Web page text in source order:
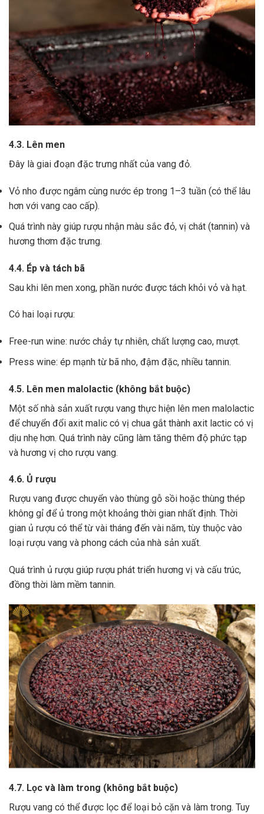
4.3. Lên men
Đây là giai đoạn đặc trưng nhất của vang đỏ.
Vỏ nho được ngâm cùng nước ép trong 1–3 tuần (có thể lâu
hơn với vang cao cấp).
Quá trình này giúp rượu nhận màu sắc đỏ, vị chát (tannin) và
hương thơm đặc trưng.
4.4. Ép và tách bã
Sau khi lên men xong, phần nước được tách khỏi vỏ và hạt.
Có hai loại rượu:
Free-run wine: nước chảy tự nhiên, chất lượng cao, mượt.
Press wine: ép mạnh từ bã nho, đậm đặc, nhiều tannin.
4.5. Lên men malolactic (không bắt buộc)
Một số nhà sản xuất rượu vang thực hiện lên men malolactic
để chuyển đổi axit malic có vị chua gắt thành axit lactic có vị
dịu nhẹ hơn. Quá trình này cũng làm tăng thêm độ phức tạp
và hương vị cho rượu vang.
4.6. Ủ rượu
Rượu vang được chuyển vào thùng gỗ sồi hoặc thùng thép
không gỉ để ủ trong một khoảng thời gian nhất định. Thời
gian ủ rượu có thể từ vài tháng đến vài năm, tùy thuộc vào
loại rượu vang và phong cách của nhà sản xuất.
Quá trình ủ rượu giúp rượu phát triển hương vị và cấu trúc,
đồng thời làm mềm tannin.
4.7. Lọc và làm trong (không bắt buộc)
Rượu vang có thể được lọc để loại bỏ cặn và làm trong. Tuy